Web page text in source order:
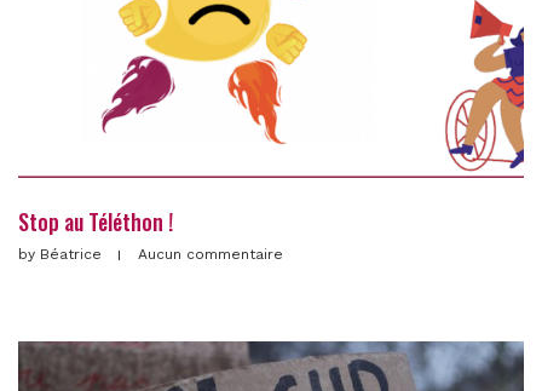
Stop au Téléthon !
by Béatrice Aucun commentaire